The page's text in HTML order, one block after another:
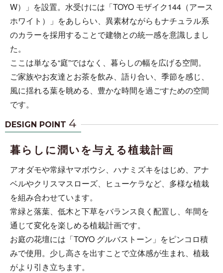
W）」を設置。水受けには「TOYO モザイク144（アース
ホワイト）」をあしらい、異素材ながらもナチュラル系
のカラーを採用することで建物との統一感を意識しまし
た。
ここは単なる“庭”ではなく、暮らしの幅を広げる空間。
ご家族やお友達とお茶を飲み、語り合い、季節を感じ、
風に揺れる葉を眺める、豊かな時間を過ごすための空間
です。
DESIGN POINT 4
暮らしに潤いを与える植栽計画
アオダモや常緑ヤマボウシ、ハナミズキをはじめ、アナ
ベルやクリスマスローズ、ヒューケラなど、多様な植栽
を組み合わせています。
常緑と落葉、低木と下草をバランス良く配置し、年間を
通じて変化を楽しめる植栽計画です。
お庭の花壇には「TOYO グルバストーン」をピンコロ積
みで使用。少し高さを出すことで立体感が生まれ、植栽
がより引き立ちます。